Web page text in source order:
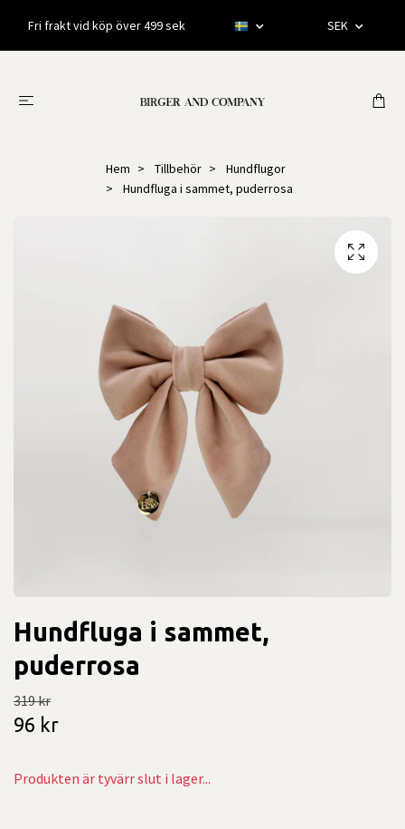
Fri frakt vid köp över 499 sek SEK
Hem Tillbehör
Hundflugor
Hundfluga i sammet, puderrosa
Hundfluga i sammet,
puderrosa
319 kr
96 kr
Produkten är tyvärr slut i lager...